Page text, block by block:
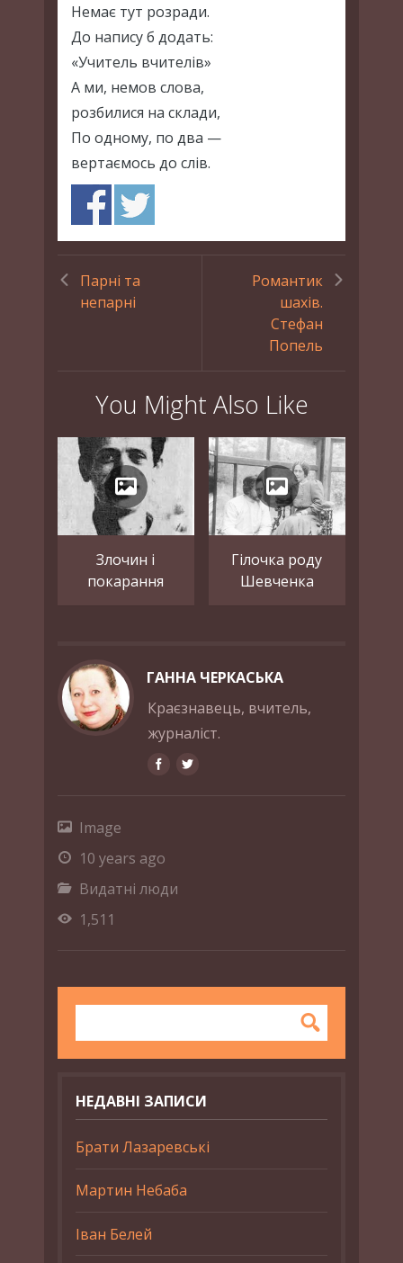
Немає тут розради.
До напису б додать:
«Учитель вчителів»
А ми, немов слова,
розбилися на склади,
По одному, по два —
вертаємось до слів.
Парні та
непарні
Романтик
шахів.
Стефан
Попель
You Might Also Like
Злочин і
покарання
Гілочка роду
Шевченка
ГАННА ЧЕРКАСЬКА
Краєзнавець, вчитель,
журналіст.
Image
10 years ago
Видатні люди
1,511
НЕДАВНІ ЗАПИСИ
Брати Лазаревські
Мартин Небаба
Іван Белей